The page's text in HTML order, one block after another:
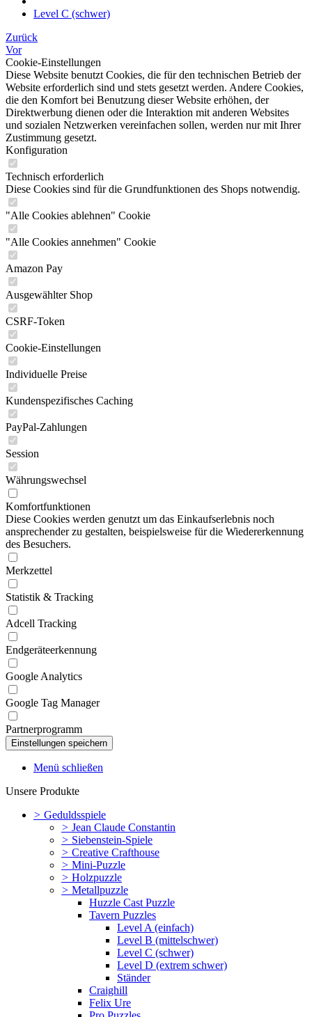
Level C (schwer)
Zurück
Vor
Cookie-Einstellungen
Diese Website benutzt Cookies, die für den technischen Betrieb der
Website erforderlich sind und stets gesetzt werden. Andere Cookies,
die den Komfort bei Benutzung dieser Website erhöhen, der
Direktwerbung dienen oder die Interaktion mit anderen Websites
und sozialen Netzwerken vereinfachen sollen, werden nur mit Ihrer
Zustimmung gesetzt.
Konfiguration
Technisch erforderlich
Diese Cookies sind für die Grundfunktionen des Shops notwendig.
"Alle Cookies ablehnen" Cookie
"Alle Cookies annehmen" Cookie
Amazon Pay
Ausgewählter Shop
CSRF-Token
Cookie-Einstellungen
Individuelle Preise
Kundenspezifisches Caching
PayPal-Zahlungen
Session
Währungswechsel
Komfortfunktionen
Diese Cookies werden genutzt um das Einkaufserlebnis noch
ansprechender zu gestalten, beispielsweise für die Wiedererkennung
des Besuchers.
Merkzettel
Statistik & Tracking
Adcell Tracking
Endgeräteerkennung
Google Analytics
Google Tag Manager
Partnerprogramm
Menü schließen
Unsere Produkte
> Geduldsspiele
> Jean Claude Constantin
> Siebenstein-Spiele
> Creative Crafthouse
> Mini-Puzzle
> Holzpuzzle
> Metallpuzzle
Huzzle Cast Puzzle
Tavern Puzzles
Level A (einfach)
Level B (mittelschwer)
Level C (schwer)
Level D (extrem schwer)
Ständer
Craighill
Felix Ure